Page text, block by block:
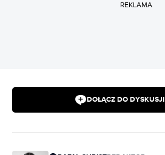
REKLAMA
DOŁĄCZ DO DYSKUSJI